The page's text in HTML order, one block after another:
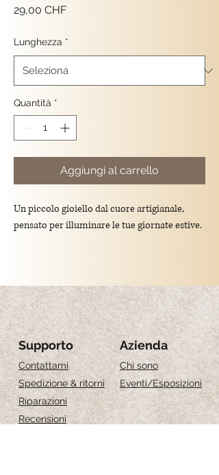
29,00 CHFPrezzo
Lunghezza *
Quantità *
Aggiungi al carrello
Un piccolo gioiello dal cuore artigianale,
pensato per illuminare le tue giornate estive.
tempo la placatura può leggermente
schiarirsi.
Materiale: Argento 925/placato oro, pietra
Lapis blu, perle d'acqua dolce.
Lunghezza:
S : 21cm - 23cm
M : 23cm - 25cm
Supporto
Contattami
Spedizione & ritorni
Riparazioni
Recensioni
Azienda
Chi sono
Eventi/Esposizioni